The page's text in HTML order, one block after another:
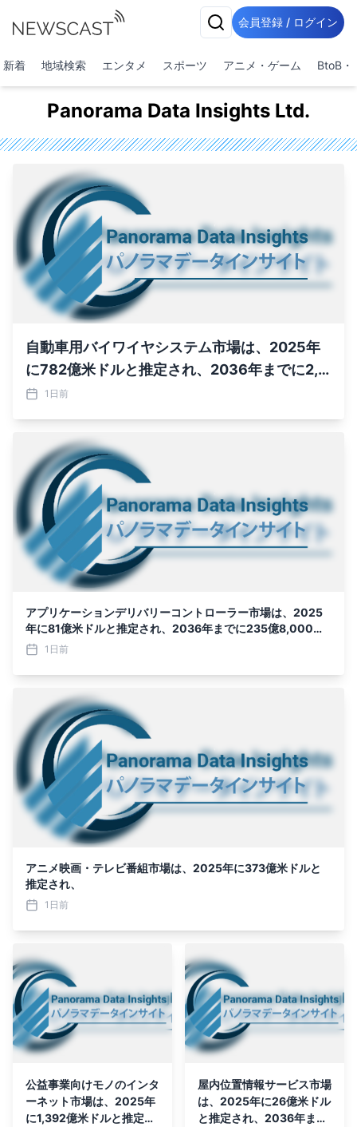
会員登録 / ログイン
新着 地域検索 エンタメ スポーツ アニメ・ゲーム BtoB・
Panorama Data Insights Ltd.
自動車用バイワイヤシステム市場は、2025年
に782億米ドルと推定され、2036年までに2,6
93億6,000万米ドルに達すると予測されてお
1日前
アプリケーションデリバリーコントローラー市場は、2025
年に81億米ドルと推定され、2036年までに235億8,000万
米ドルに達すると予測されており、予測期間（2026年～20
36年）
1日前
アニメ映画・テレビ番組市場は、2025年に373億米ドルと
推定され、
1日前
公益事業向けモノのインタ
ーネット市場は、2025年
に1,392億米ドルと推定さ
屋内位置情報サービス市場
は、2025年に26億米ドル
と推定され、2036年まで